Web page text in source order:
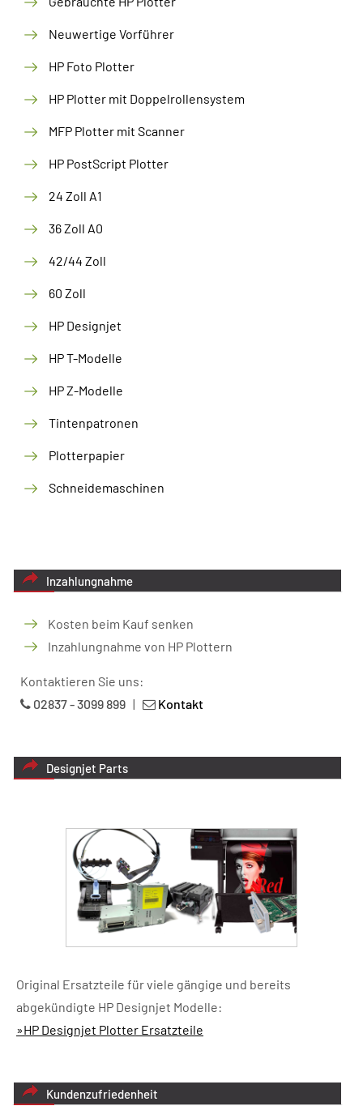
Neuwertige Vorführer
HP Foto Plotter
HP Plotter mit Doppelrollensystem
MFP Plotter mit Scanner
HP PostScript Plotter
24 Zoll A1
36 Zoll A0
42/44 Zoll
60 Zoll
HP Designjet
HP T-Modelle
HP Z-Modelle
Tintenpatronen
Plotterpapier
Schneidemaschinen
Inzahlungnahme
Kosten beim Kauf senken
Inzahlungnahme von HP Plottern
Kontaktieren Sie uns:
02837 - 3099 899 | Kontakt
Designjet Parts
Original Ersatzteile für viele gängige und bereits
abgekündigte HP Designjet Modelle:
»HP Designjet Plotter Ersatzteile
Kundenzufriedenheit